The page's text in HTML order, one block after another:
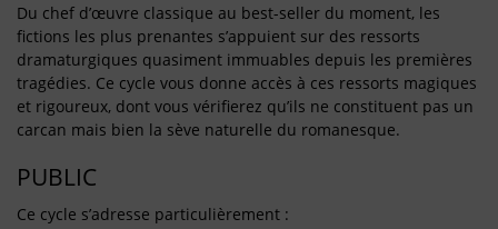
Du chef d’œuvre classique au best-seller du moment, les
fictions les plus prenantes s’appuient sur des ressorts
dramaturgiques quasiment immuables depuis les premières
tragédies. Ce cycle vous donne accès à ces ressorts magiques
et rigoureux, dont vous vérifierez qu’ils ne constituent pas un
carcan mais bien la sève naturelle du romanesque.
PUBLIC
Ce cycle s’adresse particulièrement :